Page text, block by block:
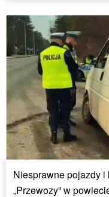
Niesprawne pojazdy i
„Przewozy” w